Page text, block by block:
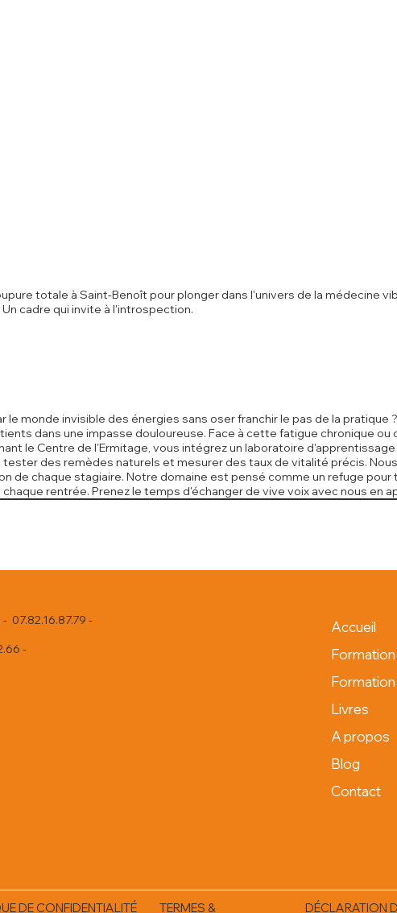
totale à Saint-Benoît pour plonger dans l'univers de la médecine
cadre qui invite à l'introspection.
monde invisible des énergies sans oser franchir le pas de la
dans une impasse douloureuse. Face à cette fatigue chronique
le Centre de l'Ermitage, vous intégrez un laboratoire
des remèdes naturels et mesurer des taux de vitalité précis.
de chaque stagiaire. Notre domaine est pensé comme un refuge
rentrée. Prenez le temps d'échanger de vive voix avec nous en
07.82.16.87.79 -
-
DE CONFIDENTIALITÉ TERMES & DÉCLARATION
Accueil
Formation
Livres
A propos
Blog
Contact